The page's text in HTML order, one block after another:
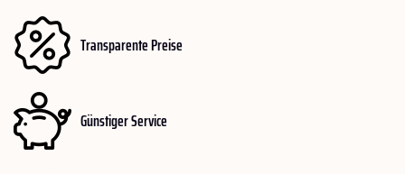
Transparente Preise
Günstiger Service